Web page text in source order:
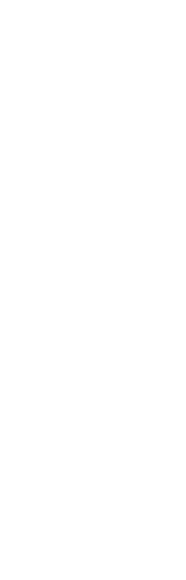
rannikkopolkuihin,
rannan ja